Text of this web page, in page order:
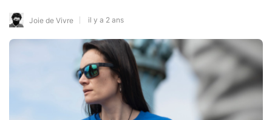
Joie de Vivre il y a 2 ans